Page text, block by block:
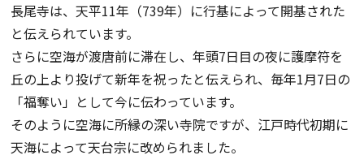
長尾寺は、天平11年（739年）に行基によって開基された
と伝えられています。
さらに空海が渡唐前に滞在し、年頭7日目の夜に護摩符を
丘の上より投げて新年を祝ったと伝えられ、毎年1月7日の
「福奪い」として今に伝わっています。
そのように空海に所縁の深い寺院ですが、江戸時代初期に
天海によって天台宗に改められました。